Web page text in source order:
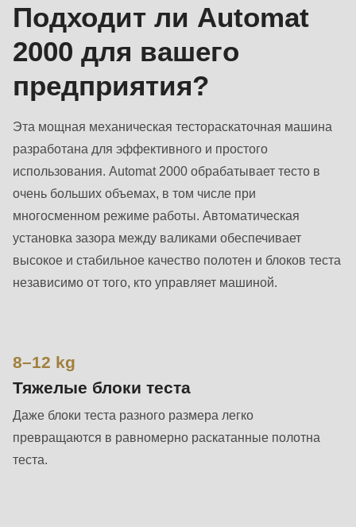
is
deprecated
in
Drupal\rondo_contact\ContactService-
>Drupal\rondo_contact\
{closure}
()
(line
592
of
modules/custom/rondo_contact/src/ContactService.php
Deprecated
null
to
parameter
#1
($string)
Подходит ли Automat
2000 для вашего
предприятия?
Эта мощная механическая тестораскаточная машина
разработана для эффективного и простого
использования. Automat 2000 обрабатывает тесто в
очень больших объемах, в том числе при
многосменном режиме работы. Автоматическая
установка зазора между валиками обеспечивает
высокое и стабильное качество полотен и блоков теста
независимо от того, кто управляет машиной.
8–12 kg
Тяжелые блоки теста
Даже блоки теста разного размера легко
превращаются в равномерно раскатанные полотна
теста.